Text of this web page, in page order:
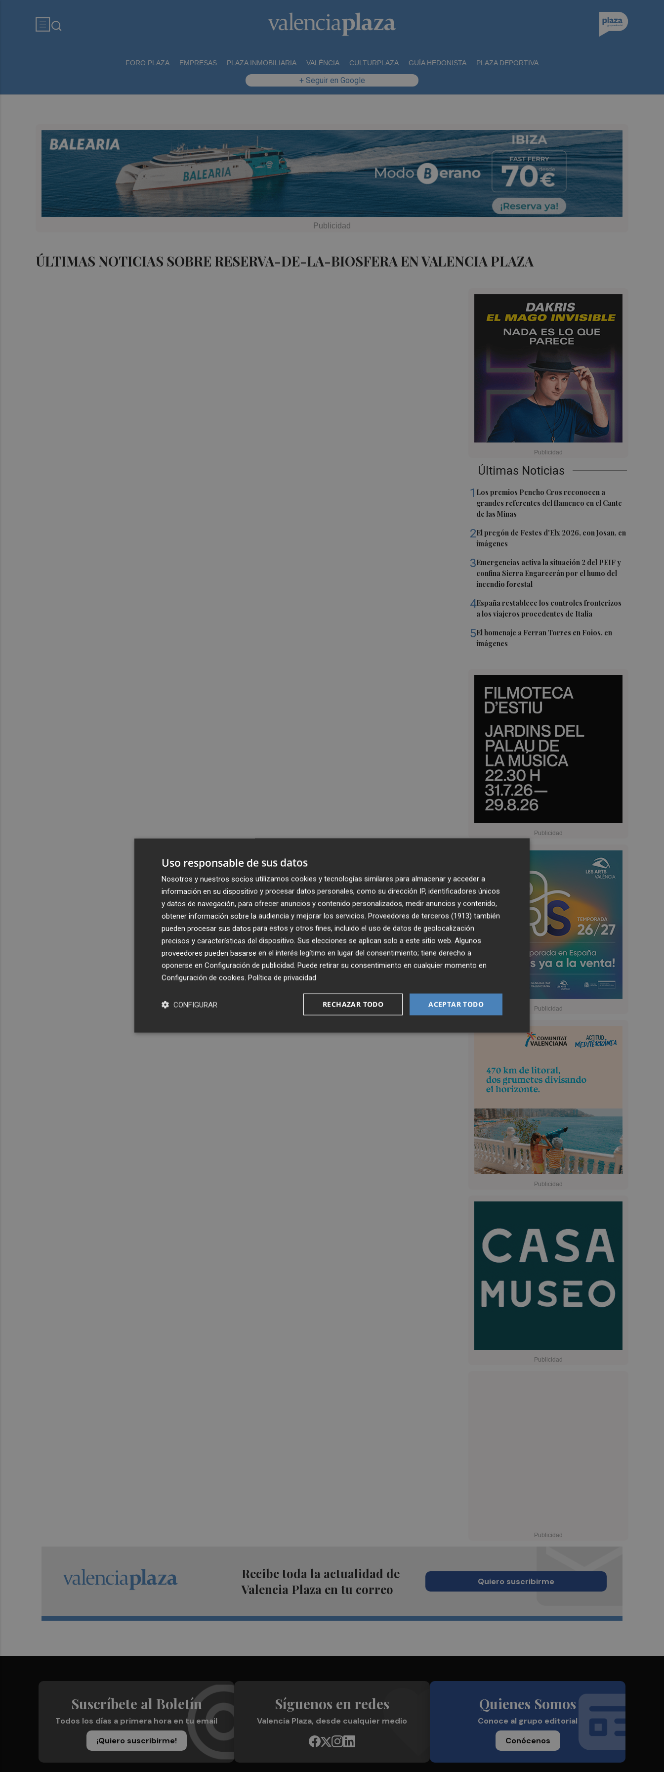
FORO PLAZA EMPRESAS PLAZA INMOBILIARIA VALÈNCIA CULTURPLAZA GUÍA HEDONISTA PLAZA DEPORTIVA
+ Seguir en Google
ÚLTIMAS NOTICIAS SOBRE RESERVA-DE-LA-BIOSFERA EN VALENCIA PLAZA
Últimas Noticias
1 Los premios Pencho Cros reconocen a
grandes referentes del flamenco en el Cante
de las Minas
2El pregón de Festes d'Elx 2026, con Josan, en
imágenes
3Emergencias activa la situación 2 del PEIF y
confina Sierra Engarcerán por el humo del
incendio forestal
4España restablece los controles fronterizos
a los viajeros procedentes de Italia
5El homenaje a Ferran Torres en Foios, en
imágenes
Recibe toda la actualidad de
Valencia Plaza en tu correo
Quiero suscribirme
Suscríbete al Boletín
Todos los días a primera hora en tu email
¡Quiero suscribirme!
Síguenos en redes
Valencia Plaza, desde cualquier medio
Quienes Somos
Conoce al grupo editorial
Conócenos
Uso responsable de sus datos
Nosotros y nuestros socios utilizamos cookies y tecnologías similares para almacenar y acceder a
información en su dispositivo y procesar datos personales, como su dirección IP, identificadores únicos
y datos de navegación, para ofrecer anuncios y contenido personalizados, medir anuncios y contenido,
obtener información sobre la audiencia y mejorar los servicios. Proveedores de terceros (1913) también
pueden procesar sus datos para estos y otros fines, incluido el uso de datos de geolocalización
precisos y características del dispositivo. Sus elecciones se aplican solo a este sitio web. Algunos
proveedores pueden basarse en el interés legítimo en lugar del consentimiento; tiene derecho a
oponerse en Configuración de publicidad. Puede retirar su consentimiento en cualquier momento en
Configuración de cookies. Política de privacidad
ACEPTAR TODO
RECHAZAR TODO
CONFIGURAR